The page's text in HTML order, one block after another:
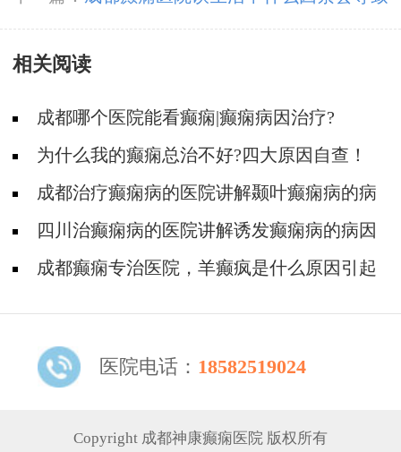
癫痫发作?
相关阅读
成都哪个医院能看癫痫|癫痫病因治疗?
为什么我的癫痫总治不好?四大原因自查！
成都治疗癫痫病的医院讲解颞叶癫痫病的病
因? 四川治癫痫病的医院讲解诱发癫痫病的病因
有什么?
成都癫痫专治医院，羊癫疯是什么原因引起
医院电话： 18582519024
Copyright 成都神康癫痫医院 版权所有